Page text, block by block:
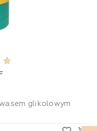
glikolowym